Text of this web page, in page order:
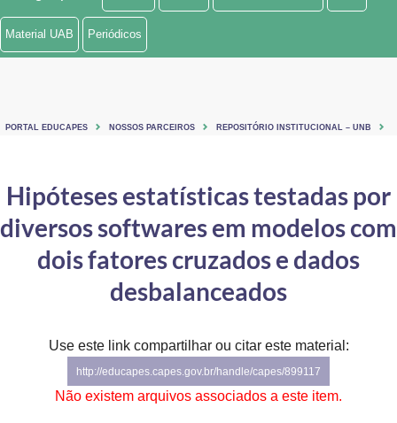
Ministério de Minas e Energia
Controladoria-Geral da União
Ministério da Mulher, da Família e dos Direitos Humanos
Gabinete de Segurança Institucional
Material UAB Periódicos
PORTAL EDUCAPES NOSSOS PARCEIROS REPOSITÓRIO INSTITUCIONAL – UNB
Hipóteses estatísticas testadas por
diversos softwares em modelos com
dois fatores cruzados e dados
desbalanceados
Use este link compartilhar ou citar este material:
http://educapes.capes.gov.br/handle/capes/899117
Não existem arquivos associados a este item.